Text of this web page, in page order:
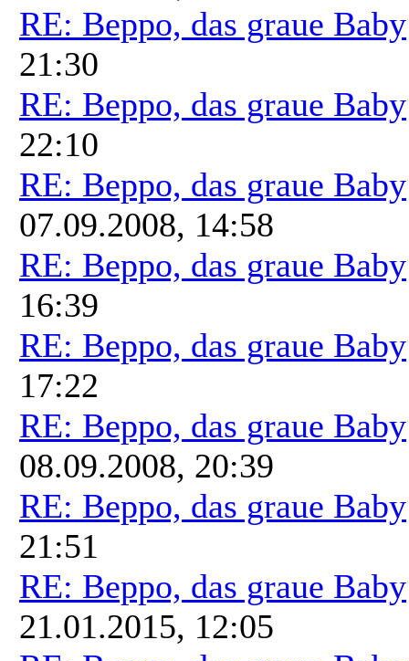
RE: Beppo, das graue Baby
21:30
RE: Beppo, das graue Baby
22:10
RE: Beppo, das graue Baby
07.09.2008, 14:58
RE: Beppo, das graue Baby
16:39
RE: Beppo, das graue Baby
17:22
RE: Beppo, das graue Baby
08.09.2008, 20:39
RE: Beppo, das graue Baby
21:51
RE: Beppo, das graue Baby
21.01.2015, 12:05